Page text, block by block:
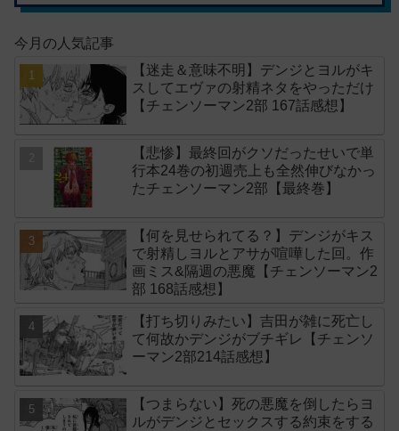
今月の人気記事
【迷走＆意味不明】デンジとヨルがキ
スしてエヴァの射精ネタをやっただけ
【チェンソーマン2部 167話感想】
【悲惨】最終回がクソだったせいで単
行本24巻の初週売上も全然伸びなかっ
たチェンソーマン2部【最終巻】
【何を見せられてる？】デンジがキス
で射精しヨルとアサが喧嘩した回。作
画ミス&隔週の悪魔【チェンソーマン2
部 168話感想】
【打ち切りみたい】吉田が雑に死亡し
て何故かデンジがブチギレ【チェンソ
ーマン2部214話感想】
【つまらない】死の悪魔を倒したらヨ
ルがデンジとセックスする約束をする